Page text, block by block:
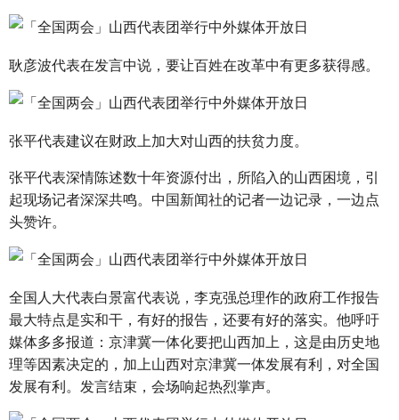
耿彦波代表在发言中说，要让百姓在改革中有更多获得感。
张平代表建议在财政上加大对山西的扶贫力度。
张平代表深情陈述数十年资源付出，所陷入的山西困境，引
起现场记者深深共鸣。中国新闻社的记者一边记录，一边点
头赞许。
全国人大代表白景富代表说，李克强总理作的政府工作报告
最大特点是实和干，有好的报告，还要有好的落实。他呼吁
媒体多多报道：京津冀一体化要把山西加上，这是由历史地
理等因素决定的，加上山西对京津冀一体发展有利，对全国
发展有利。发言结束，会场响起热烈掌声。